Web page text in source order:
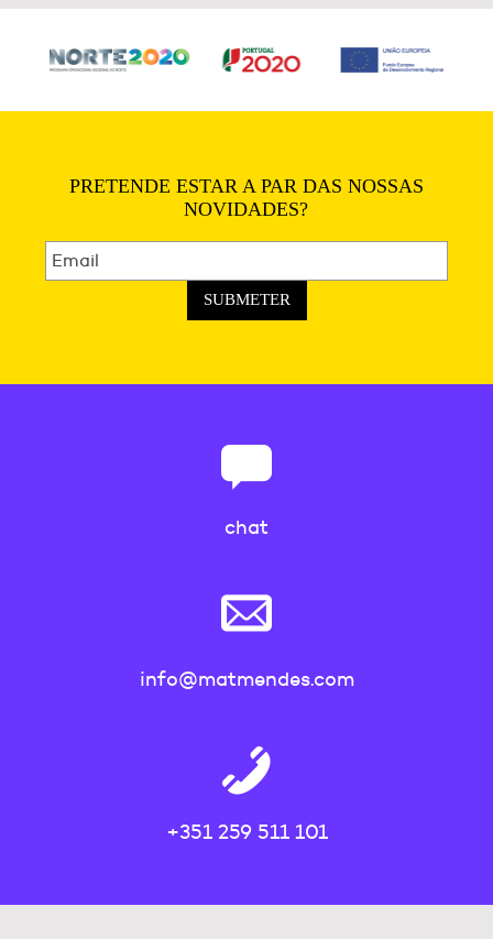
PRETENDE ESTAR A PAR DAS NOSSAS
NOVIDADES?
SUBMETER
chat
info@matmendes.com
+351 259 511 101